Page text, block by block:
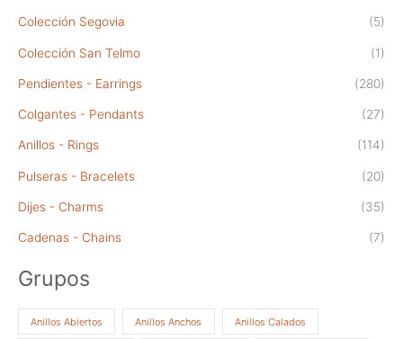
Colección Segovia (5)
Colección San Telmo (1)
Pendientes - Earrings (280)
Colgantes - Pendants (27)
Anillos - Rings (114)
Pulseras - Bracelets (20)
Dijes - Charms (35)
Cadenas - Chains (7)
Grupos
Anillos Abiertos Anillos Anchos Anillos Calados